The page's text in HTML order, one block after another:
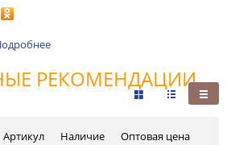
РЕКОМЕНДАЦИИ
Артикул Наличие Оптовая цена